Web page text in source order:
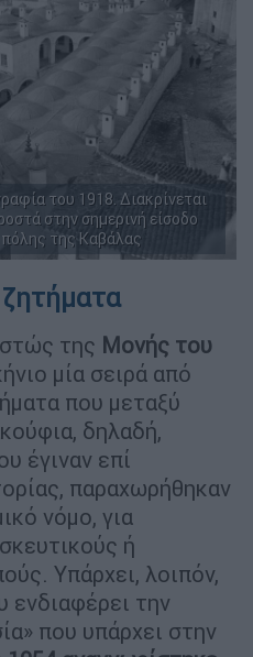
του 1918. Διακρίνεται
στην σημερινή είσοδο
της Καβάλας
της Μονής του
μία σειρά από
που μεταξύ
δηλαδή,
έγιναν επί
παραχωρήθηκαν
νόμο, για
ή
Υπάρχει, λοιπόν,
ενδιαφέρει την
που υπάρχει στην